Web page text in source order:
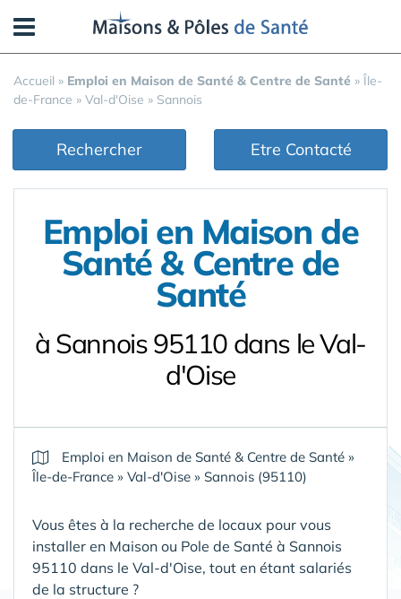
Accueil » Emploi en Maison de Santé & Centre de Santé » Île-
de-France » Val-d'Oise » Sannois
Rechercher Etre Contacté
Emploi en Maison de
Santé & Centre de
Santé
à Sannois 95110 dans le Val-
d'Oise
Emploi en Maison de Santé & Centre de Santé »
Île-de-France » Val-d'Oise » Sannois (95110)
Vous êtes à la recherche de locaux pour vous
installer en Maison ou Pole de Santé à Sannois
95110 dans le Val-d'Oise, tout en étant salariés
de la structure ?
Panneau de gestion des cookies